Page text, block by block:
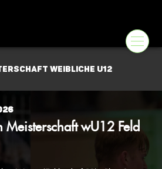
weibliche U12
wU12 Feld